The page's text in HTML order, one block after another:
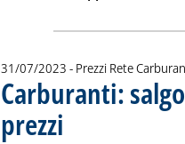
31/07/2023 - Prezzi Rete
Carburanti:
prezzi . Pubblicata lunedì 31 luglio